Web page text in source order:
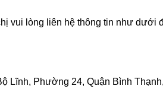
vui lòng liên hệ thông tin như dưới
Lĩnh, Phường 24, Quận Bình